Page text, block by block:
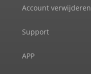
Account verwijderen
Support
APP